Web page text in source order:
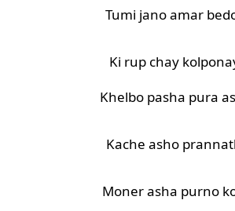
Tumi jano amar
Ki rup chay
Khelbo pasha pura
Kache asho
Moner asha purno